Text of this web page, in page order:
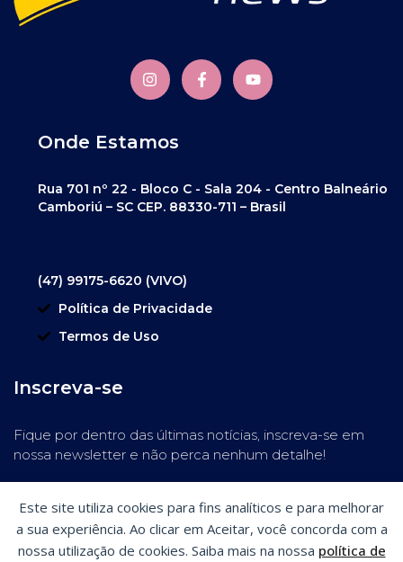
Este site utiliza cookies para fins analíticos e para melhorar
a sua experiência. Ao clicar em Aceitar, você concorda com a
nossa utilização de cookies. Saiba mais na nossa política de
Onde Estamos
Rua 701 nº 22 - Bloco C - Sala 204 - Centro Balneário
Camboriú – SC CEP. 88330-711 – Brasil
(47) 99175-6620 (VIVO)
Política de Privacidade
Termos de Uso
Inscreva-se
Fique por dentro das últimas notícias, inscreva-se em
nossa newsletter e não perca nenhum detalhe!